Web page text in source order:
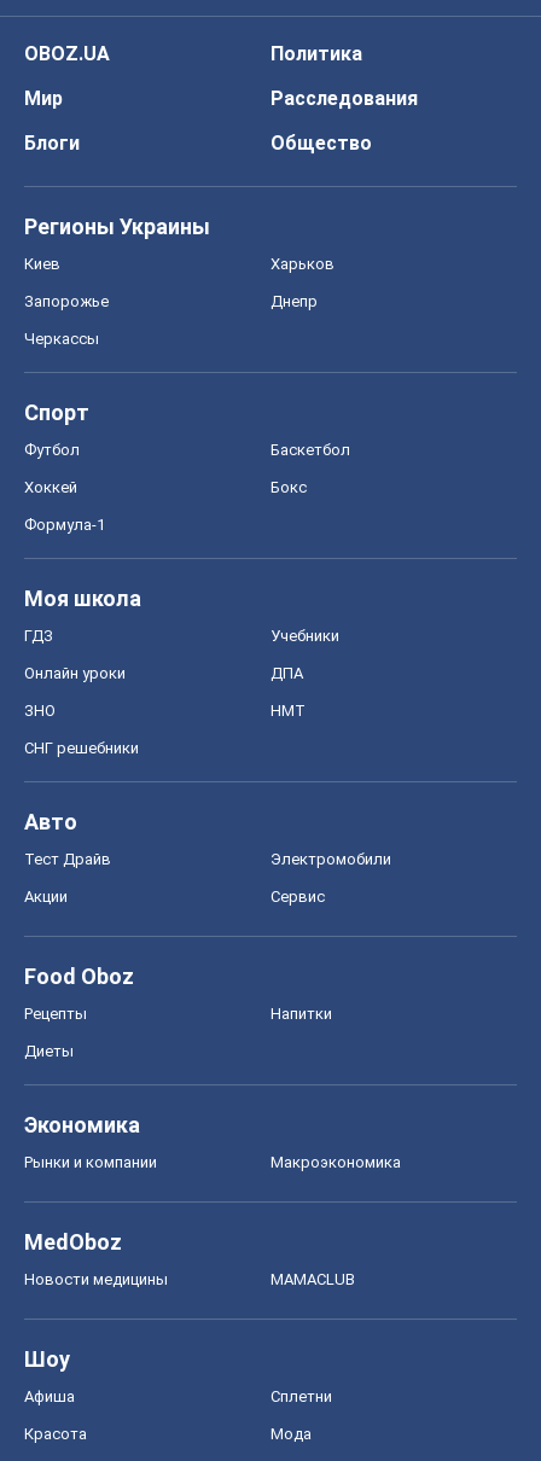
OBOZ.UA
Политика
Мир
Расследования
Блоги
Общество
Регионы Украины
Киев Харьков
Запорожье Днепр
Черкассы
Спорт
Футбол Баскетбол
Хоккей Бокс
Формула-1
Моя школа
ГДЗ Учебники
Онлайн уроки ДПА
ЗНО НМТ
СНГ решебники
Авто
Тест Драйв Электромобили
Акции Сервис
Food Oboz
Рецепты Напитки
Диеты
Экономика
Рынки и компании Mакроэкономика
MedOboz
Новости медицины MAMACLUB
Шоу
Афиша Сплетни
Красота Мода